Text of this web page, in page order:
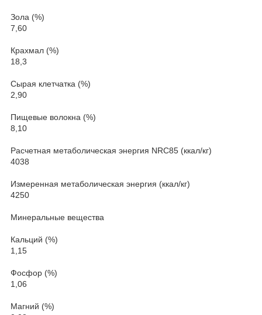
Зола (%)
7,60
Крахмал (%)
18,3
Сырая клетчатка (%)
2,90
Пищевые волокна (%)
8,10
Расчетная метаболическая энергия NRC85 (ккал/кг)
4038
Измеренная метаболическая энергия (ккал/кг)
4250
Минеральные вещества
Кальций (%)
1,15
Фосфор (%)
1,06
Магний (%)